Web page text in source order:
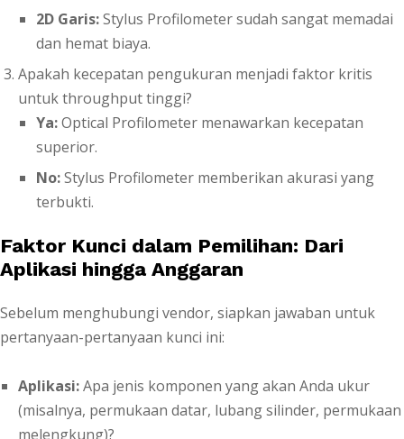
2D Garis:Stylus Profilometer sudah sangat memadai
dan hemat biaya.
Apakah kecepatan pengukuran menjadi faktor kritis
untuk throughput tinggi?
Ya:Optical Profilometer menawarkan kecepatan
superior.
No:Stylus Profilometer memberikan akurasi yang
terbukti.
Faktor Kunci dalam Pemilihan: Dari
Aplikasi hingga Anggaran
Sebelum menghubungi vendor, siapkan jawaban untuk
pertanyaan-pertanyaan kunci ini:
Aplikasi:Apa jenis komponen yang akan Anda ukur
(misalnya, permukaan datar, lubang silinder, permukaan
melengkung)?